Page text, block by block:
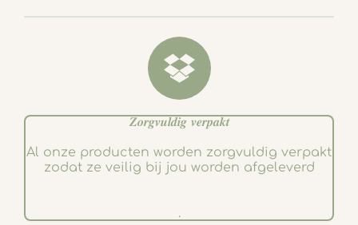
k
a
𝒁𝒐𝒓𝒈𝒗𝒖𝒍𝒅𝒊𝒈 𝒗𝒆𝒓𝒑𝒂𝒌𝒕
Al onze producten worden zorgvuldig verpakt
zodat ze veilig bij jou worden afgeleverd
.